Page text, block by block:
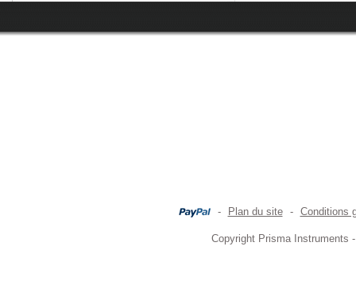
- Plan du site - Conditions
Copyright Prisma Instruments